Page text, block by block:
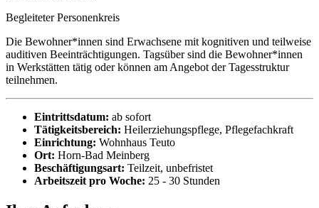
Begleiteter Personenkreis
Die Bewohner*innen sind Erwachsene mit kognitiven und teilweise
auditiven Beeinträchtigungen. Tagsüber sind die Bewohner*innen
in Werkstätten tätig oder können am Angebot der Tagesstruktur
teilnehmen.
Eintrittsdatum: ab sofort
Tätigkeitsbereich: Heilerziehungspflege, Pflegefachkraft
Einrichtung: Wohnhaus Teuto
Ort: Horn-Bad Meinberg
Beschäftigungsart: Teilzeit, unbefristet
Arbeitszeit pro Woche: 25 - 30 Stunden